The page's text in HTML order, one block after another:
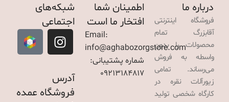
درباره ما
فروشگاه اینترنتی
آقابزرگ تمام
محصولات را بدون
واسطه به فروش
می‌رساند. تمامی
زیورآلات نقره در
کارگاه شخصی تولید
اطمینان شما
افتخار ما است
Email:
info@aghabozorgstore.com
شماره پشتیبانی:
09213184817
شبکه‌های
اجتماعی
آدرس
فروشگاه عمده